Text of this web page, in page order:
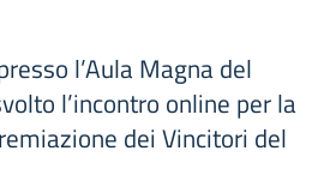
l’Aula Magna del
l’incontro online per la
dei Vincitori del